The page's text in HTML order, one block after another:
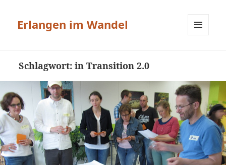
Erlangen im Wandel
Schlagwort:in Transition 2.0